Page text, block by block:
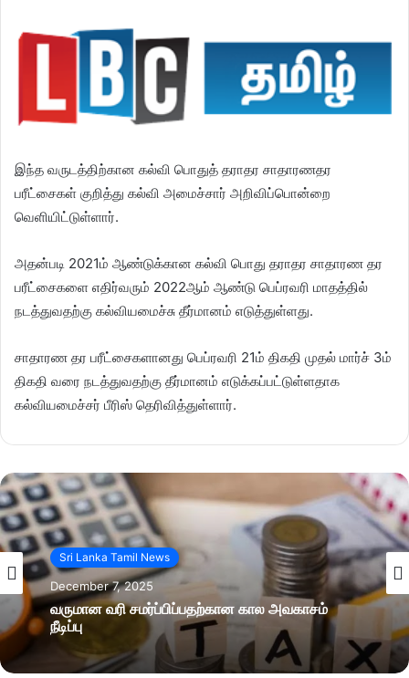
இந்த வருடத்திற்கான கல்வி பொதுத் தராதர சாதாரணதர
பரீட்சைகள் குறித்து கல்வி அமைச்சார் அறிவிப்பொன்றை
வெளியிட்டுள்ளார்.
அதன்படி 2021ம் ஆண்டுக்கான கல்வி பொது தராதர சாதாரண தர
பரீட்சைகளை எதிர்வரும் 2022ஆம் ஆண்டு பெப்ரவரி மாதத்தில்
நடத்துவதற்கு கல்வியமைச்சு தீர்மானம் எடுத்துள்ளது.
சாதாரண தர பரீட்சைகளானது பெப்ரவரி 21ம் திகதி முதல் மார்ச் 3ம்
திகதி வரை நடத்துவதற்கு தீர்மானம் எடுக்கப்பட்டுள்ளதாக
கல்வியமைச்சர் பீரிஸ் தெரிவித்துள்ளார்.
Sri Lanka Tamil News
December 7, 2025
வருமான வரி சமர்ப்பிப்பதற்கான கால அவகாசம்
நீடிப்பு